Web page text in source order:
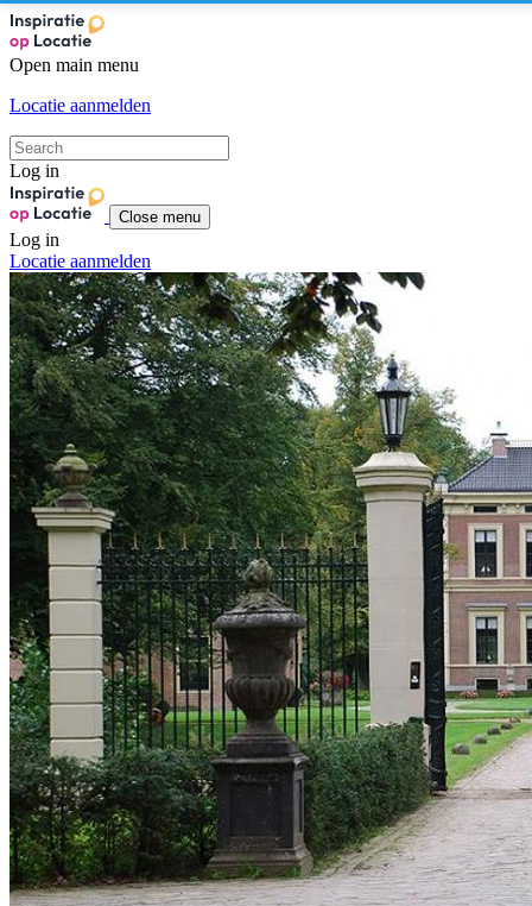
Open main menu
Locatie aanmelden
Log in
Close menu
Log in
Locatie aanmelden